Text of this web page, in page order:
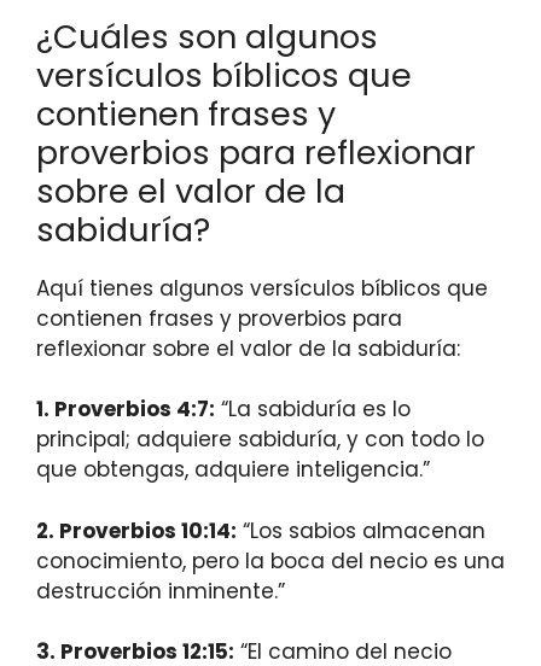
¿Cuáles son algunos
versículos bíblicos que
contienen frases y
proverbios para reflexionar
sobre el valor de la
sabiduría?
Aquí tienes algunos versículos bíblicos que
contienen frases y proverbios para
reflexionar sobre el valor de la sabiduría:
1. Proverbios 4:7: “La sabiduría es lo
principal; adquiere sabiduría, y con todo lo
que obtengas, adquiere inteligencia.”
2. Proverbios 10:14: “Los sabios almacenan
conocimiento, pero la boca del necio es una
destrucción inminente.”
3. Proverbios 12:15: “El camino del necio